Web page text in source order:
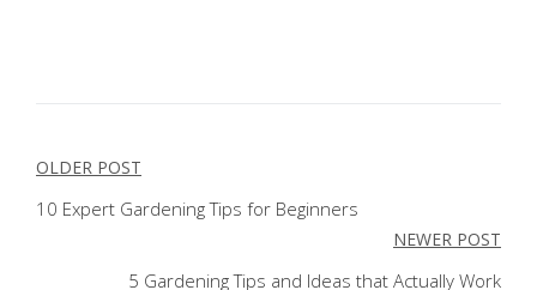
Post
navigation
OLDER POST
10 Expert Gardening Tips for Beginners
NEWER POST
5 Gardening Tips and Ideas that Actually Work